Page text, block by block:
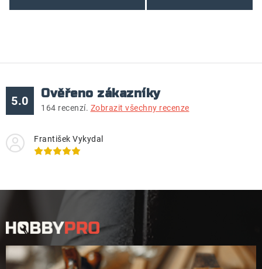
5.0 Ověřeno zákazníky
164 recenzí. Zobrazit všechny recenze
František Vykydal
p
a
t